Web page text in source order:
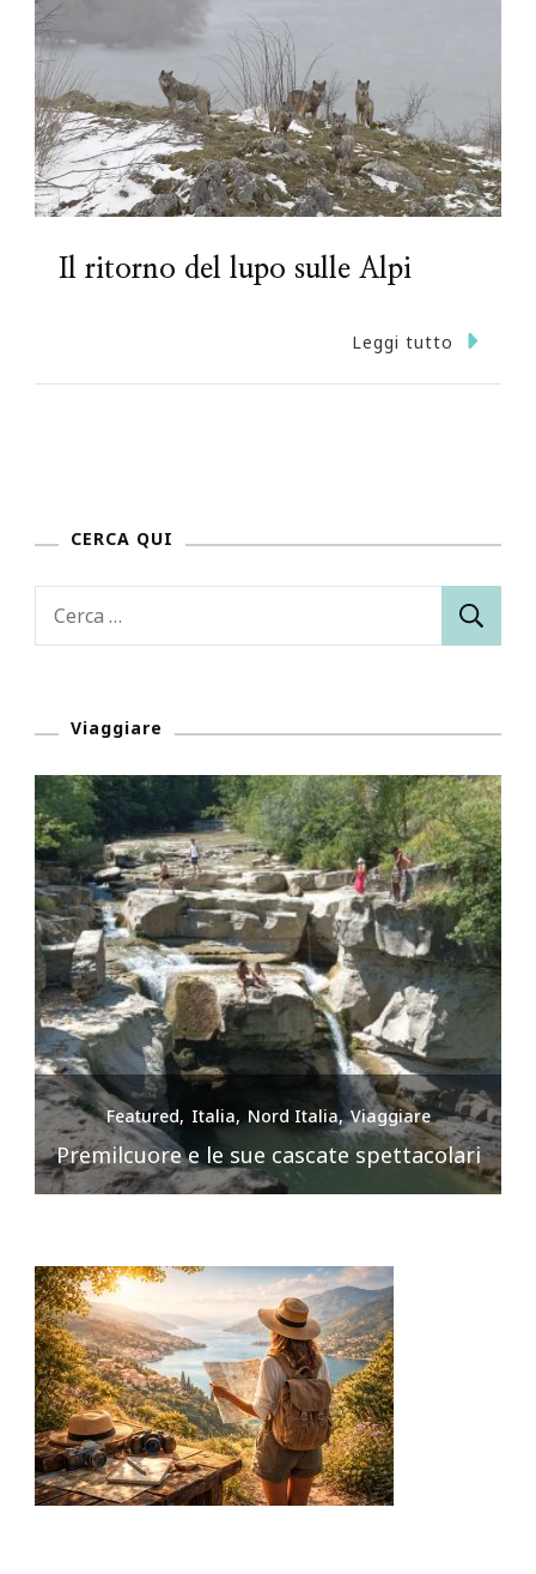
Il ritorno del lupo sulle Alpi
Leggi tutto
CERCA QUI
Viaggiare
Featured Italia Nord Italia Viaggiare
Premilcuore e le sue cascate spettacolari